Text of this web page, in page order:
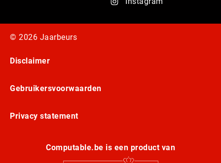
© 2026 Jaarbeurs
Disclaimer
Gebruikersvoorwaarden
Privacy statement
Computable.be is een product van